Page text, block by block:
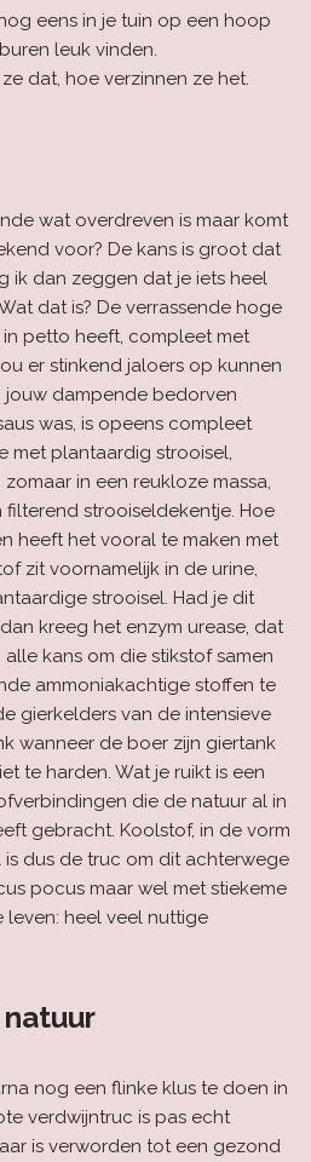
eens in je tuin op een hoop
leuk vinden.
dat, hoe verzinnen ze het.
wat overdreven is maar komt
voor? De kans is groot dat
ik dan zeggen dat je iets heel
dat is? De verrassende hoge
petto heeft, compleet met
er stinkend jaloers op kunnen
dampende bedorven
was, is opeens compleet
met plantaardig strooisel,
in een reukloze massa,
strooiseldekentje. Hoe
heeft het vooral te maken met
zit voornamelijk in de urine,
strooisel. Had je dit
kreeg het enzym urease, dat
kans om die stikstof samen
ammoniakachtige stoffen te
gierkelders van de intensieve
wanneer de boer zijn giertank
te harden. Wat je ruikt is een
die de natuur al in
gebracht. Koolstof, in de vorm
dus de truc om dit achterwege
pocus maar wel met stiekeme
heel veel nuttige
nog een flinke klus te doen in
verdwijntruc is pas echt
is verworden tot een gezond